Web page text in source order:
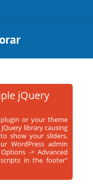
jQuery
or your theme
library causing
show your sliders.
WordPress admin
-> Advanced
in the footer"